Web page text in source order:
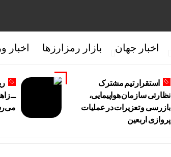
اخبار جهان بازار رمزارزها
استقرار تیم مشترک
نظارتی سازمان هواپیمایی،
بازرسی و تعزیرات در عملیات
پروازی اربعین
ــ